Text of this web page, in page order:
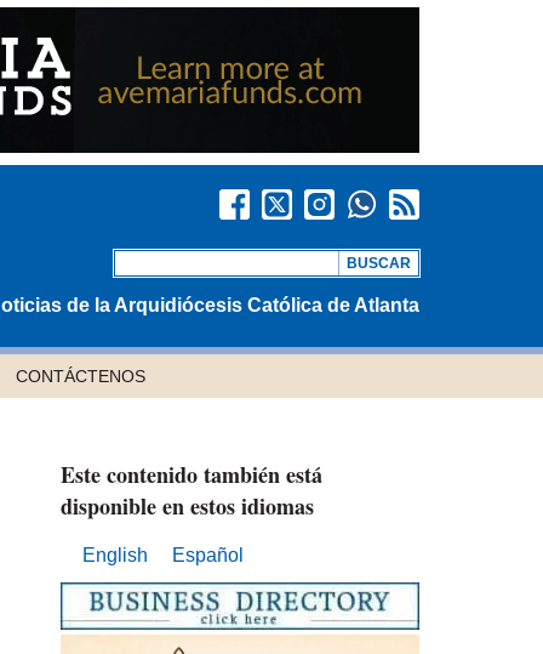
de la Arquidiócesis Católica de Atlanta
CONTÁCTENOS
Este contenido también está
disponible en estos idiomas
English Español